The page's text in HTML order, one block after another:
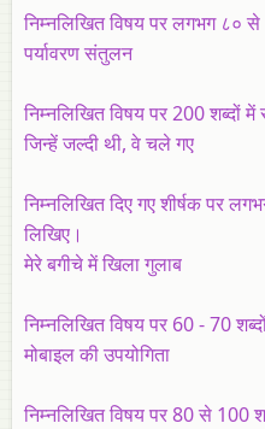
निम्नलिखित विषय पर लगभग ८० से
पर्यावरण संतुलन
निम्नलिखित विषय पर 200 शब्दों
जिन्हें जल्दी थी, वे चले गए
निम्नलिखित दिए गए शीर्षक पर
लिखिए।
मेरे बगीचे में खिला गुलाब
निम्नलिखित विषय पर 60 - 70
मोबाइल की उपयोगिता
निम्नलिखित विषय पर 80 से 100